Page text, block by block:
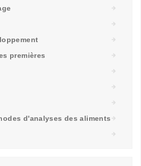
premières
d'analyses des aliments